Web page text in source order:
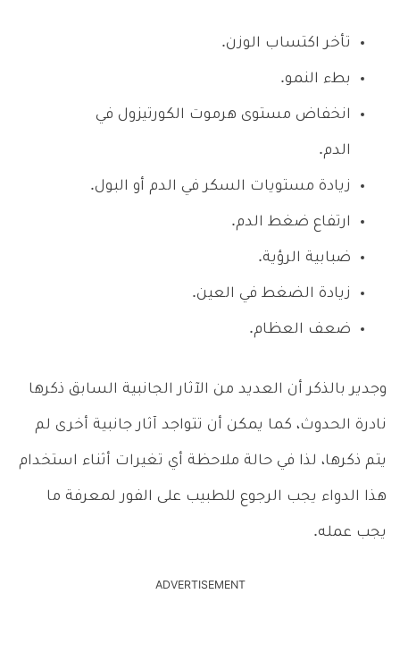
تأخر اكتساب الوزن.
بطء النمو.
انخفاض مستوى هرموت الكورتيزول في
الدم.
زيادة مستويات السكر في الدم أو البول.
ارتفاع ضغط الدم.
ضبابية الرؤية.
زيادة الضغط في العين.
ضعف العظام.
وجدير بالذكر أن العديد من الآثار الجانبية السابق ذكرها
نادرة الحدوث، كما يمكن أن تتواجد آثار جانبية أخرى لم
يتم ذكرها، لذا في حالة ملاحظة أي تغيرات أثناء استخدام
هذا الدواء يجب الرجوع للطبيب على الفور لمعرفة ما
يجب عمله.
ADVERTISEMENT